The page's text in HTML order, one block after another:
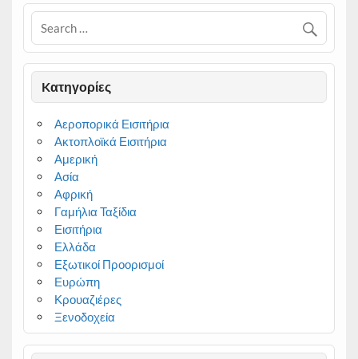
Kατηγορίες
Αεροπορικά Εισιτήρια
Ακτοπλοϊκά Εισιτήρια
Αμερική
Ασία
Αφρική
Γαμήλια Ταξίδια
Εισιτήρια
Ελλάδα
Εξωτικοί Προορισμοί
Ευρώπη
Κρουαζιέρες
Ξενοδοχεία